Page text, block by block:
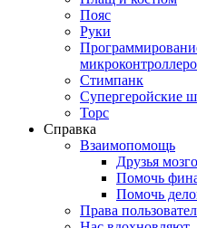
Пояс
Руки
Стимпанк
Супергеройские
Торс
Справка
Взаимопомощь
Друзья
Помочь
Помочь
Права